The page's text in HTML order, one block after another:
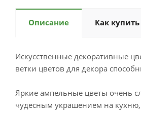
Описание Как купить
Искусственные декоративные
ветки цветов для декора
Яркие ампельные цветы очень
чудесным украшением на кухню,